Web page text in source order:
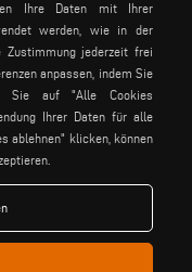
einstellungen
Soliera (MO) - ITALY
Ihre Daten mit Ihrer
werden, wie in der
Zustimmung jederzeit frei
anpassen, indem Sie
Sie auf "Alle Cookies
Ihrer Daten für alle
ablehnen" klicken, können